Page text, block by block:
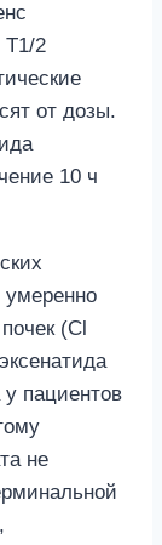
Т1/2
от дозы.
10 ч
умеренно
(Cl
у пациентов
не